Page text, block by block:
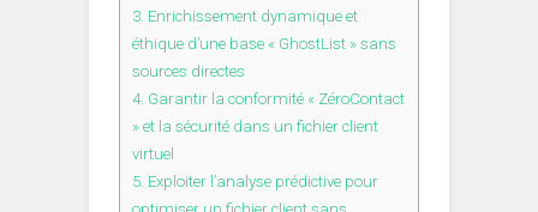
3. Enrichissement dynamique et
éthique d’une base « GhostList » sans
sources directes
4. Garantir la conformité « ZéroContact
» et la sécurité dans un fichier client
virtuel
5. Exploiter l’analyse prédictive pour